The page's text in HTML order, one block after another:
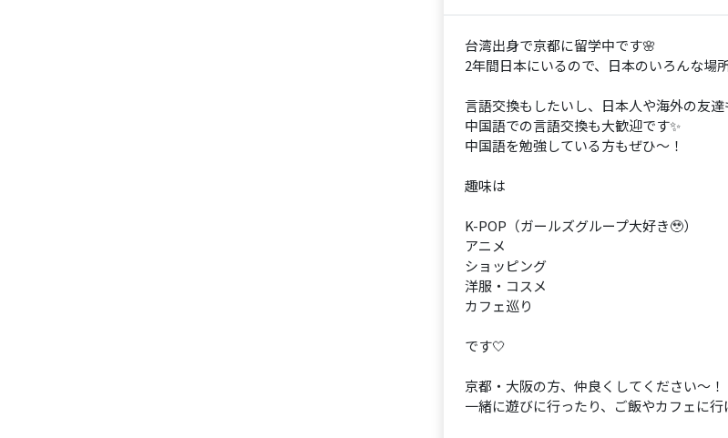
台湾出身で京都に留学中です🌸
2年間日本にいるので、日本のいろんな場
言語交換もしたいし、日本人や海外の友達
中国語での言語交換も大歓迎です✨
中国語を勉強している方もぜひ〜！
趣味は
K-POP（ガールズグループ大好き🥹）
アニメ
ショッピング
洋服・コスメ
カフェ巡り
です🤍
京都・大阪の方、仲良くしてください〜！
一緒に遊びに行ったり、ご飯やカフェに